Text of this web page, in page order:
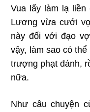
Vua lấy làm lạ
Lương vừa cưới
này đối với đạo
vậy, làm sao có
trượng phạt đánh,
nữa.
Như câu chuyện